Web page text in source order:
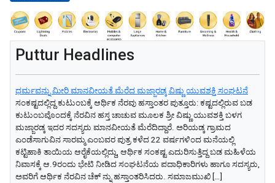
Puttur Headlines
ಧರ್ಮವನ್ನು ಮೀರಿ ಮಾನವೀಯತೆ ಮೆರೆದ ಮಜ್ಜಾರಡ್ಕ ವಿಷ್ಣು ಯುವಶಕ್ತಿ ಸಂಘಟನೆ
ಸಂಕಷ್ಟದಲ್ಲಿದ್ದ ಕುಟುಂಬಕ್ಕೆ ಆರ್ಥಿಕ ನೆರವು ಹಸ್ತಾಂತರ ಪುತ್ತೂರು: ಕಷ್ಟದಲ್ಲಿರುವ ಬಡ
ಕುಟುಂಬವೊಂದಕ್ಕೆ ನೆರವಿನ ಹಸ್ತ ಚಾಚುವ ಮೂಲಕ ಶ್ರೀ ವಿಷ್ಣು ಯುವಶಕ್ತಿ ಬಳಗ
ಮಜ್ಜಾರಡ್ಕ ಇದರ ಸದಸ್ಯರು ಮಾನವೀಯತೆ ಮೆರೆದಿದ್ದಾರೆ. ಅರಿಯಡ್ಕ ಗ್ರಾಮದ
ಎಂಡೆಸಾಗುವಿನ ಸಾರಮ್ಮ ಎಂಬವರ ಪುತ್ರ ಕಳೆದ 22 ವರ್ಷಗಳಿಂದ ಮನೆಯಲ್ಲಿ
ಕಟ್ಟಿಹಾಕಿ ತಾಯಿಯ ಆರೈಕೆಯಲ್ಲಿದ್ದು, ಆರ್ಥಿಕ ಸಂಕಷ್ಟ ಎದುರಿಸುತ್ತಿದ್ದ ಬಡ ಮಹಿಳೆಯ
ನಿವಾಸಕ್ಕೆ ಆ.9ರಂದು ಭೇಟಿ ನೀಡಿದ ಸಂಘಟನೆಯ ಪದಾಧಿಕಾರಿಗಳು ಹಾಗೂ ಸದಸ್ಯರು,
ಅವರಿಗೆ ಆರ್ಥಿಕ ನೆರವಿನ ಚೆಕ್ ನ್ನು ಹಸ್ತಾಂತರಿಸಿದರು. ಸಮಾಜಮುಖಿ […]